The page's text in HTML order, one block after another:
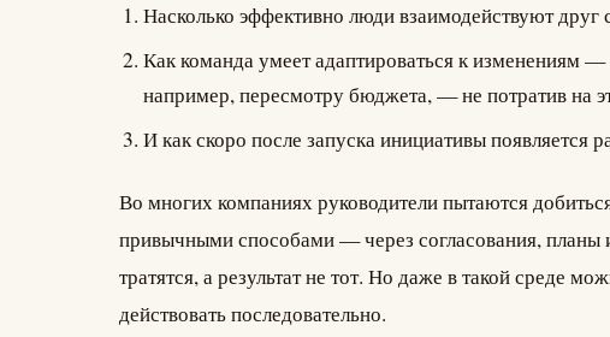
Насколько эффективно люди взаимодействуют друг
Как команда умеет адаптироваться к
например, пересмотру бюджета, — не потратив на
И как скоро после запуска инициативы появляется
Во многих компаниях руководители пытаются
привычными способами — через согласования, планы
тратятся, а результат не тот. Но даже в такой среде
действовать последовательно.